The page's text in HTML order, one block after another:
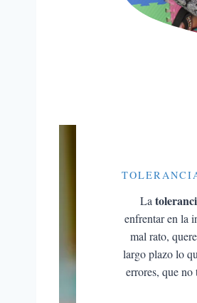
La
enfrentar en la
mal rato,
largo plazo lo
errores, que